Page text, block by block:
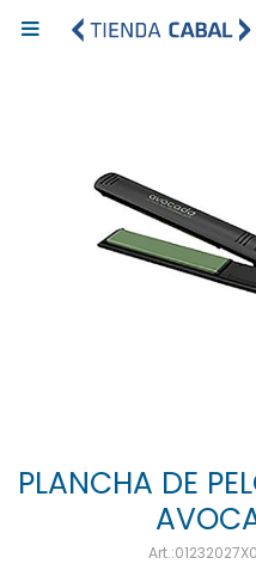

PLANCHA DE